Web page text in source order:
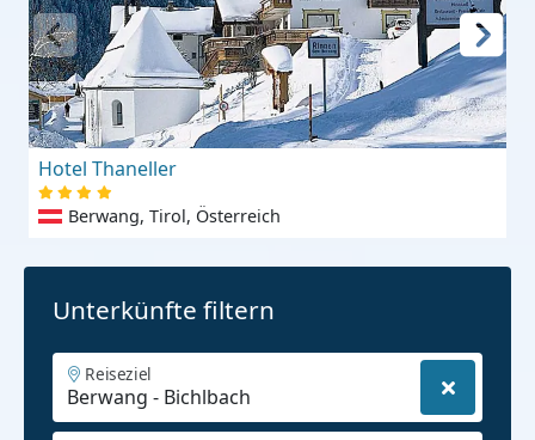
Hotel Thaneller
Berwang, Tirol, Österreich
Unterkünfte filtern
Reiseziel